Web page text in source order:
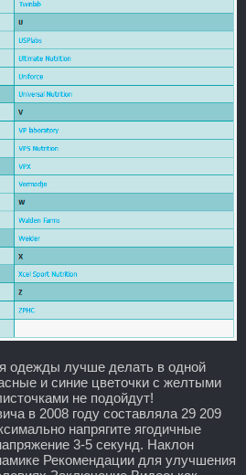
одежды лучше делать в одной
и синие цветочки с желтыми
не подойдут!
в 2008 году составляла 29 209
напрягите ягодичные
3-5 секунд. Наклон
Рекомендации для улучшения